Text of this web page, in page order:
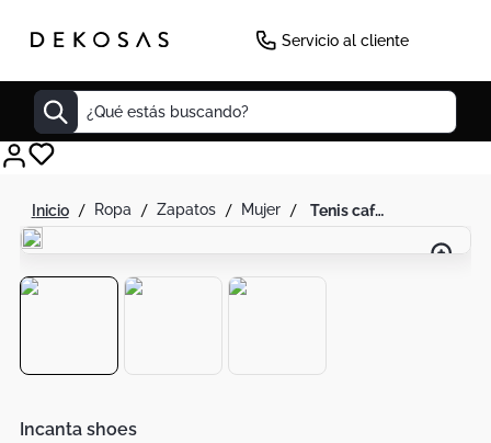
Servicio al cliente
¿Qué estás buscando?
ropa zapatos mujer tenis café/blanco apliques brillantes
Incanta shoes
Decoracion
Cuadro